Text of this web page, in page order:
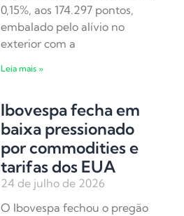
0,15%, aos 174.297 pontos,
embalado pelo alívio no
exterior com a
Leia mais »
Ibovespa fecha em
baixa pressionado
por commodities e
tarifas dos EUA
24 de julho de 2026
O Ibovespa fechou o pregão